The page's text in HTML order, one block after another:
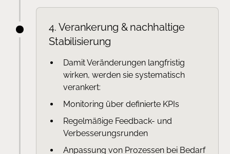
4. Verankerung & nachhaltige
Stabilisierung
Damit Veränderungen langfristig
wirken, werden sie systematisch
verankert:
Monitoring über definierte KPIs
Regelmäßige Feedback- und
Verbesserungsrunden
Anpassung von Prozessen bei Bedarf